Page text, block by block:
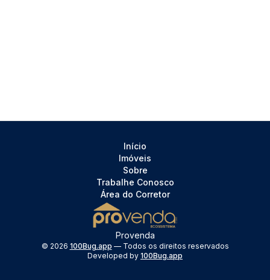
Início
Imóveis
Sobre
Trabalhe Conosco
Área do Corretor
Provenda
© 2026 100Bug.app — Todos os direitos reservados
Developed by 100Bug.app